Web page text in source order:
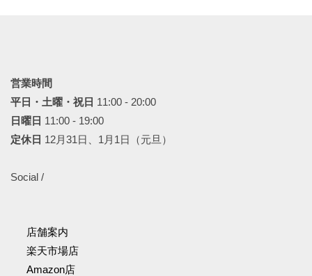
営業時間
平日・土曜・祝日 11:00 - 20:00
日曜日 11:00 - 19:00
定休日 12月31日、1月1日（元旦）
Social /
店舗案内
楽天市場店
Amazon店